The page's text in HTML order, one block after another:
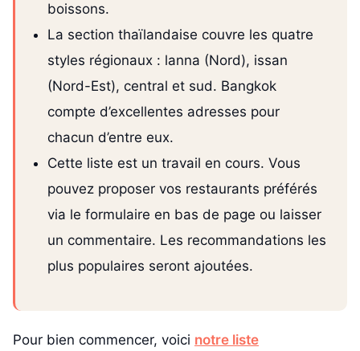
boissons.
La section thaïlandaise couvre les quatre
styles régionaux : lanna (Nord), issan
(Nord-Est), central et sud. Bangkok
compte d’excellentes adresses pour
chacun d’entre eux.
Cette liste est un travail en cours. Vous
pouvez proposer vos restaurants préférés
via le formulaire en bas de page ou laisser
un commentaire. Les recommandations les
plus populaires seront ajoutées.
Pour bien commencer, voici notre liste